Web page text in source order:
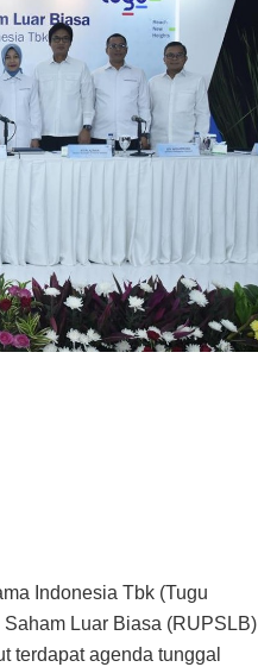
Indonesia Tbk (Tugu
Luar Biasa (RUPSLB)
terdapat agenda tunggal